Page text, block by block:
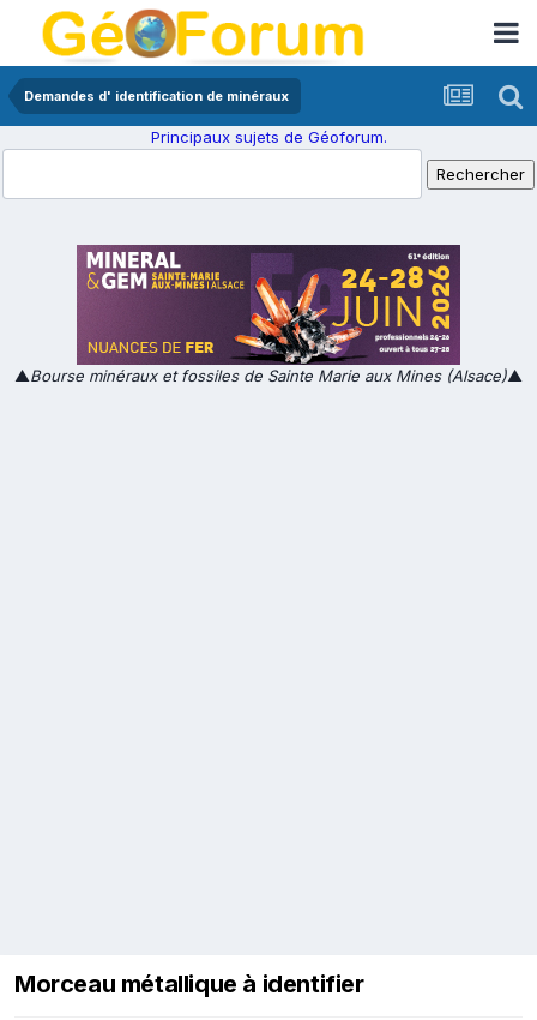
Demandes d' identification de minéraux
Principaux sujets de Géoforum.
▲Bourse minéraux et fossiles de Sainte Marie aux Mines (Alsace)▲
Morceau métallique à identifier